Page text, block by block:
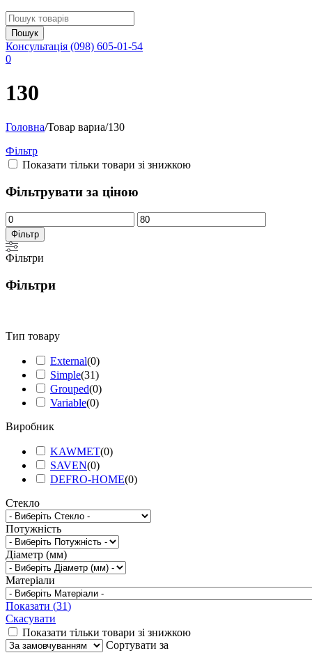
Консультація (098) 605-01-54
0
130
Головна/Товар вариа/130
Фільтр
Показати тільки товари зі знижкою
Фільтрувати за ціною
Мінімальна
ціна
Найбільша
ціна
Фільтр
Фільтри
Фільтри
Тип товару
External(0)
Simple(31)
Grouped(0)
Variable(0)
Виробник
KAWMET(0)
SAVEN(0)
DEFRO-HOME(0)
Стекло
Потужність
Діаметр (мм)
Матеріали
Показати (31)
Скасувати
Показати тільки товари зі знижкою
Сортувати за